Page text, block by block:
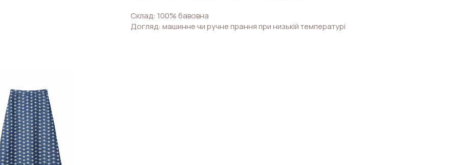
Склад: 100% бавовна
Догляд: машинне чи ручне прання при низькій температурі